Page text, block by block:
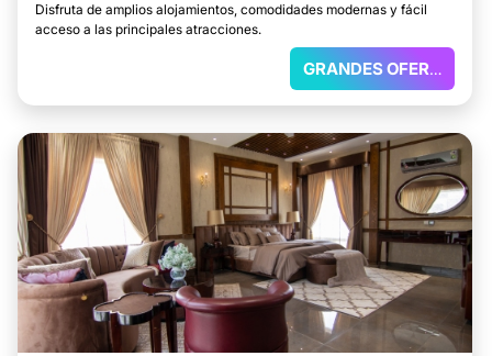
Disfruta de amplios alojamientos, comodidades modernas y fácil
acceso a las principales atracciones.
GRANDES OFERTAS